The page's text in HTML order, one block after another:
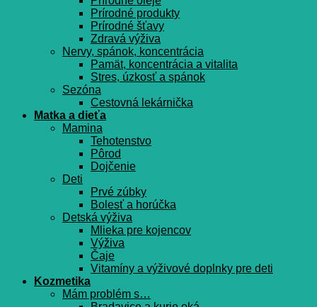
Prírodné produkty
Prírodné šťavy
Zdravá výživa
Nervy, spánok, koncentrácia
Pamät, koncentrácia a vitalita
Stres, úzkosť a spánok
Sezóna
Cestovná lekárnička
Matka a dieťa
Mamina
Tehotenstvo
Pôrod
Dojčenie
Deti
Prvé zúbky
Bolesť a horúčka
Detská výživa
Mlieka pre kojencov
Výživa
Čaje
Vitamíny a výživové doplnky pre deti
Kozmetika
Mám problém s…